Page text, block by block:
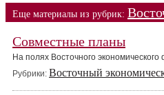
Еще материалы из рубрик:
Совместные планы
На полях Восточного
Рубрики: Восточный